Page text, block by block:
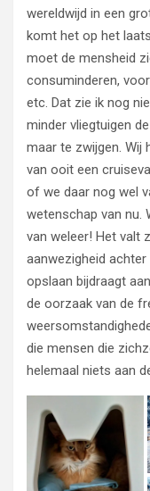
wereldwijd in een
komt het op het
moet de mensheid
consuminderen,
etc. Dat zie ik nog
minder vliegtuigen
maar te zwijgen. Wij
van ooit een
of we daar nog wel
wetenschap van nu.
van weleer! Het valt
aanwezigheid
opslaan bijdraagt
de oorzaak van de
die mensen die
helemaal niets aan